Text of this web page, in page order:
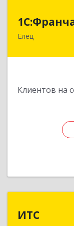
Елец
Клиентов на
ИТС